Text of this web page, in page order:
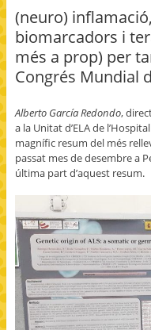
e
b
o
o
k
(
O
p
s
i
n
n
e
w
w
i
d
w
)
r
e
o
n
T
w
i
t
r
O
p
e
n
s
i
n
e
w
w
i
n
d
o
w
)
a
r
e
o
n
G
o
o
g
+
O
p
e
n
s
i
w
w
i
n
d
o
w
)
i
l
t
h
i
s
t
o
r
e
n
d
(
O
p
i
n
n
e
w
w
i
n
d
o
w
)
t
s
i
(neuro)
biomarcadors i
més a prop) per
Congrés Mundial
Alberto García Redondo,
a la Unitat d’ELA de
magnífic resum del més
passat mes de desembre a
última part d’aquest resum.